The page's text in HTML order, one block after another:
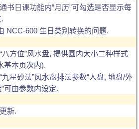
书日课功能内“月历”可勾选是否显示每
NCC-600 生日类别转换的问题.
八方位”风水盘, 提供圆内大小二种样式
基本页次内).
九星砂法”风水盘排法参数“人盘, 地盘/外
可由参数内设定.
新.